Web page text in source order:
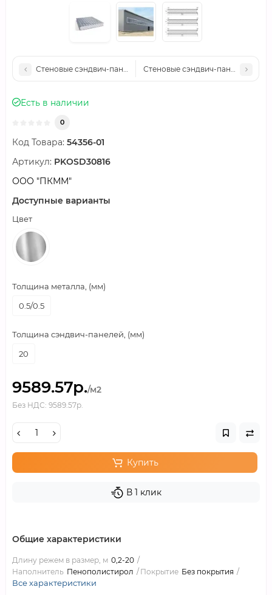
Стеновые сэндвич-панели нержавеющие пенополистирол,
Стеновые сэндвич-панели
Есть в наличии
0
Код Товара: 54356-01
Артикул: PKOSD30816
ООО "ПКММ"
Доступные варианты
Цвет
Толщина металла, (мм)
0.5/0.5
Толщина сэндвич-панелей, (мм)
20
9589.57р./м2
Без НДС: 9589.57р.
Купить
В 1 клик
Общие характеристики
Длину режем в размер, м 0,2-20
Наполнитель Пенополистирол Покрытие Без покрытия
Все характеристики